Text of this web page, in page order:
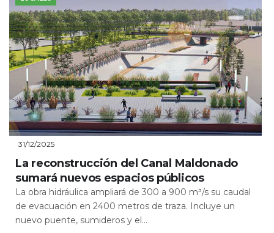
31/12/2025
La reconstrucción del Canal Maldonado
sumará nuevos espacios públicos
La obra hidráulica ampliará de 300 a 900 m³/s su caudal
de evacuación en 2400 metros de traza. Incluye un
nuevo puente, sumideros y el...